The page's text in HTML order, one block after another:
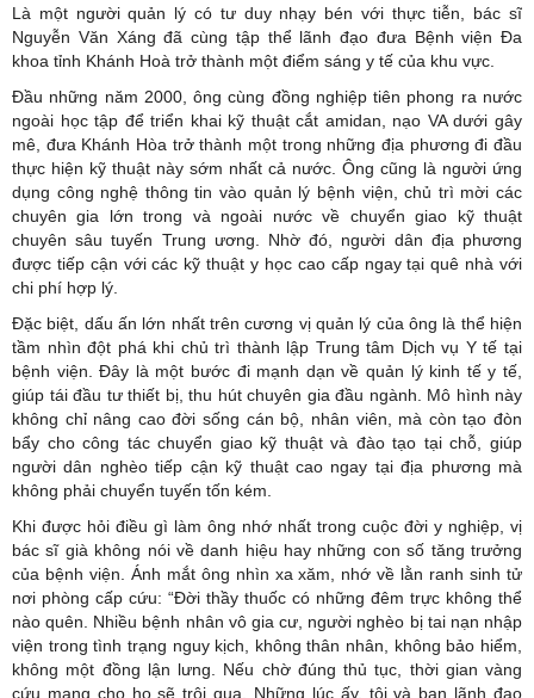
Là một người quản lý có tư duy nhạy bén với thực tiễn, bác sĩ
Nguyễn Văn Xáng đã cùng tập thể lãnh đạo đưa Bệnh viện Đa
khoa tỉnh Khánh Hoà trở thành một điểm sáng y tế của khu vực.
Đầu những năm 2000, ông cùng đồng nghiệp tiên phong ra nước
ngoài học tập để triển khai kỹ thuật cắt amidan, nạo VA dưới gây
mê, đưa Khánh Hòa trở thành một trong những địa phương đi đầu
thực hiện kỹ thuật này sớm nhất cả nước. Ông cũng là người ứng
dụng công nghệ thông tin vào quản lý bệnh viện, chủ trì mời các
chuyên gia lớn trong và ngoài nước về chuyển giao kỹ thuật
chuyên sâu tuyến Trung ương. Nhờ đó, người dân địa phương
được tiếp cận với các kỹ thuật y học cao cấp ngay tại quê nhà với
chi phí hợp lý.
Đặc biệt, dấu ấn lớn nhất trên cương vị quản lý của ông là thể hiện
tầm nhìn đột phá khi chủ trì thành lập Trung tâm Dịch vụ Y tế tại
bệnh viện. Đây là một bước đi mạnh dạn về quản lý kinh tế y tế,
giúp tái đầu tư thiết bị, thu hút chuyên gia đầu ngành. Mô hình này
không chỉ nâng cao đời sống cán bộ, nhân viên, mà còn tạo đòn
bẩy cho công tác chuyển giao kỹ thuật và đào tạo tại chỗ, giúp
người dân nghèo tiếp cận kỹ thuật cao ngay tại địa phương mà
không phải chuyển tuyến tốn kém.
Khi được hỏi điều gì làm ông nhớ nhất trong cuộc đời y nghiệp, vị
bác sĩ già không nói về danh hiệu hay những con số tăng trưởng
của bệnh viện. Ánh mắt ông nhìn xa xăm, nhớ về lằn ranh sinh tử
nơi phòng cấp cứu: “Đời thầy thuốc có những đêm trực không thể
nào quên. Nhiều bệnh nhân vô gia cư, người nghèo bị tai nạn nhập
viện trong tình trạng nguy kịch, không thân nhân, không bảo hiểm,
không một đồng lận lưng. Nếu chờ đúng thủ tục, thời gian vàng
cứu mạng cho họ sẽ trôi qua. Những lúc ấy, tôi và ban lãnh đạo